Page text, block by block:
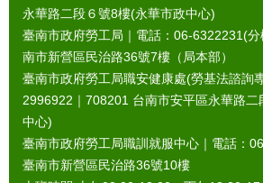
永華路二段６號8樓(永華市政中心)
臺南市政府勞工局｜電話：06-6322231(分
南市新營區民治路36號7樓（局本部）
臺南市政府勞工局職安健康處(勞基法諮詢
2996922｜ 708201 台南市安平區永華路
中心)
臺南市政府勞工局職訓就服中心｜電話：
臺南市新營區民治路36號10樓